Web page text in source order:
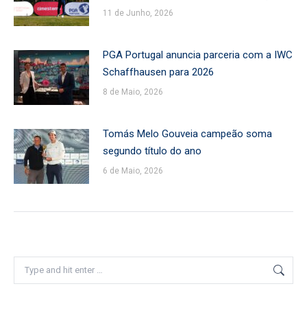
11 de Junho, 2026
PGA Portugal anuncia parceria com a IWC
Schaffhausen para 2026
8 de Maio, 2026
Tomás Melo Gouveia campeão soma
segundo título do ano
6 de Maio, 2026
Search: